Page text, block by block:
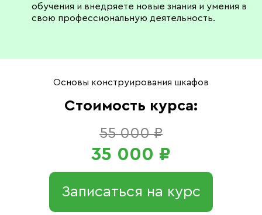
обучения и внедряете новые знания и умения в
свою профессиональную деятельность.
Основы конструирования шкафов
Стоимость курса:
55 000 ₽
35 000 ₽
Записаться на курс